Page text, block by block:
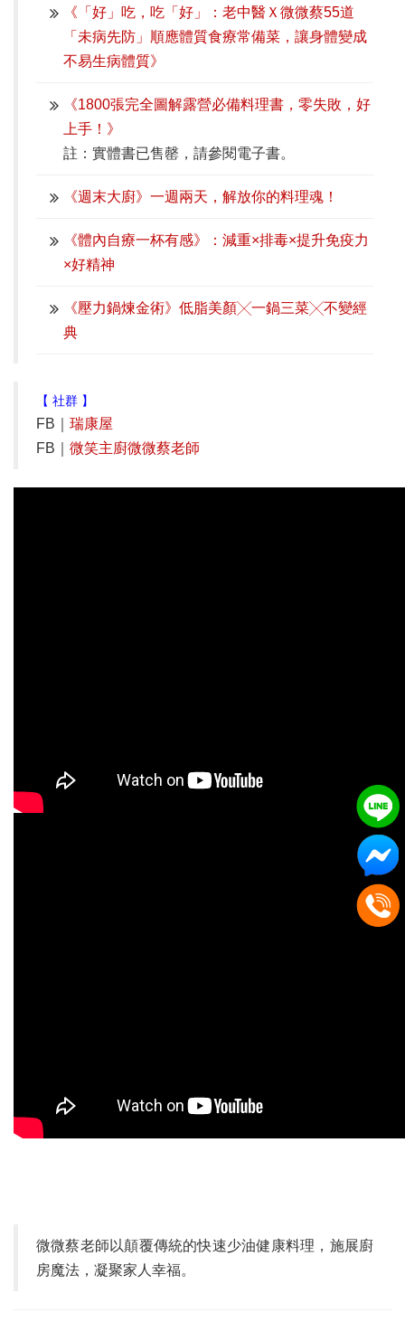
《「好」吃，吃「好」：老中醫Ｘ微微蔡55道
「未病先防」順應體質食療常備菜，讓身體變成
不易生病體質》
《1800張完全圖解露營必備料理書，零失敗，好
上手！》
註：實體書已售罄，請參閱電子書。
《週末大廚》一週兩天，解放你的料理魂！
《體內自療一杯有感》：減重×排毒×提升免疫力
×好精神
《壓力鍋煉金術》低脂美顏╳一鍋三菜╳不變經
典
【 社群 】
FB｜ 瑞康屋
FB｜ 微笑主廚微微蔡老師
微微蔡老師以顛覆傳統的快速少油健康料理，施展廚
房魔法，凝聚家人幸福。